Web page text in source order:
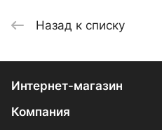
Назад к списку
Интернет-магазин
Компания